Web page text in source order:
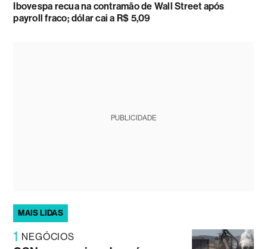
Ibovespa recua na contramão de Wall Street após
payroll fraco; dólar cai a R$ 5,09
PUBLICIDADE
MAIS LIDAS
1 NEGÓCIOS